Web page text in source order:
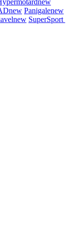
new
new Panigalenew
new SuperSport